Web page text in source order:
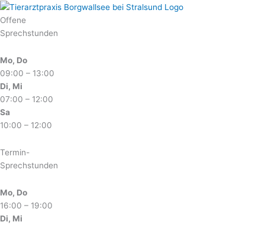
Zum
Inhalt
springen
Offene
Sprechstunden
Mo, Do
09:00 – 13:00
Di, Mi
07:00 – 12:00
Sa
10:00 – 12:00
Termin-
Sprechstunden
Mo, Do
16:00 – 19:00
Di, Mi